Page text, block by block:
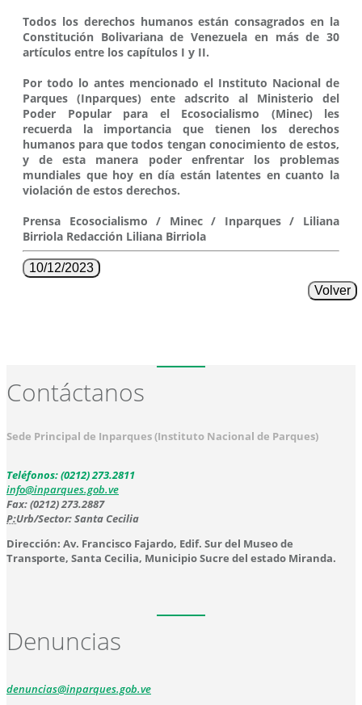
Todos los derechos humanos están consagrados en la
Constitución Bolivariana de Venezuela en más de 30
artículos entre los capítulos I y II.
Por todo lo antes mencionado el Instituto Nacional de
Parques (Inparques) ente adscrito al Ministerio del
Poder Popular para el Ecosocialismo (Minec) les
recuerda la importancia que tienen los derechos
humanos para que todos tengan conocimiento de estos,
y de esta manera poder enfrentar los problemas
mundiales que hoy en día están latentes en cuanto la
violación de estos derechos.
Prensa Ecosocialismo / Minec / Inparques / Liliana
Birriola Redacción Liliana Birriola
10/12/2023
Volver
Contáctanos
Sede Principal de Inparques (Instituto Nacional de Parques)
Teléfonos: (0212) 273.2811
info@inparques.gob.ve
Fax: (0212) 273.2887
P:Urb/Sector: Santa Cecilia
Dirección: Av. Francisco Fajardo, Edif. Sur del Museo de
Transporte, Santa Cecilia, Municipio Sucre del estado Miranda.
Denuncias
denuncias@inparques.gob.ve